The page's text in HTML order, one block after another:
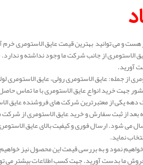
و می توانید بهترین قیمت عایق الاستومری خرم
از جانب شرکت ما وجود نداشته و
آورید.
جمله: عایق الاستومری رولی، عایق الاستومری
جهت خرید انواع عایق الاستومری با ما تماس
از 10 سال می رسد و طی این یک دهه یکی از معتبرترین شرکت های
از ثبت سفارش و خرید عایق الاستومری از
شود. ارسال فوری و کیفیت بالای عایق
نماید.
نمود و به بررسی قیمت این محصول نیز خواهیم
ما بدست آورید. جهت کسب اطلاعات بیشتر می